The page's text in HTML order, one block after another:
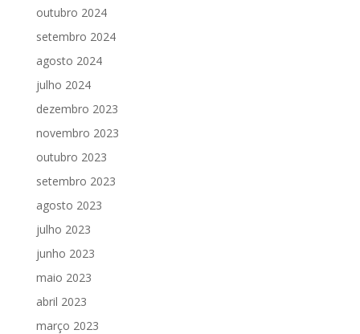
outubro 2024
setembro 2024
agosto 2024
julho 2024
dezembro 2023
novembro 2023
outubro 2023
setembro 2023
agosto 2023
julho 2023
junho 2023
maio 2023
abril 2023
março 2023